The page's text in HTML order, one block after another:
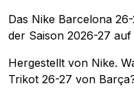
Das Nike Barcelona
der Saison 2026-27
Hergestellt von Nike.
Trikot 26-27 von